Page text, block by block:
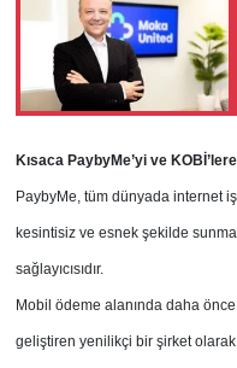
Kısaca PaybyMe’yi ve
PaybyMe, tüm dünyada internet
kesintisiz ve esnek şekilde
sağlayıcısıdır.
Mobil ödeme alanında daha
geliştiren yenilikçi bir şirket olarak